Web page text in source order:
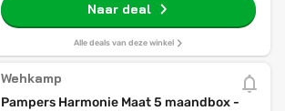
Naar deal
Alle deals van deze winkel
Wehkamp
Pampers Harmonie Maat 5 maandbox -